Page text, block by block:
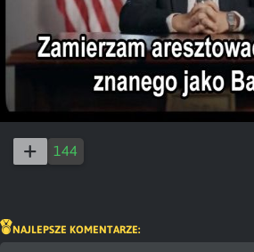
144
NAJLEPSZE KOMENTARZE: